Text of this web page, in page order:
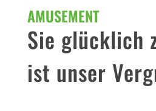
AMUSEMENT
Sie glücklich
ist unser